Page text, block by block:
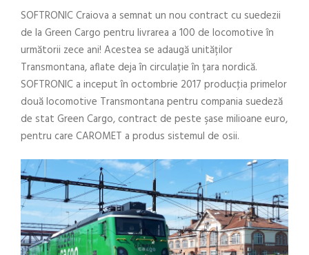
SOFTRONIC Craiova a semnat un nou contract cu suedezii
de la Green Cargo pentru livrarea a 100 de locomotive în
următorii zece ani! Acestea se adaugă unităților
Transmontana, aflate deja în circulație în țara nordică.
SOFTRONIC a inceput în octombrie 2017 producţia primelor
două locomotive Transmontana pentru compania suedeză
de stat Green Cargo, contract de peste şase milioane euro,
pentru care CAROMET a produs sistemul de osii.